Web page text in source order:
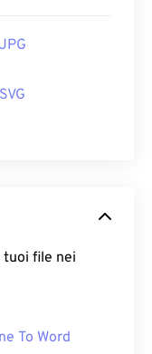
tuoi file nei
To Word